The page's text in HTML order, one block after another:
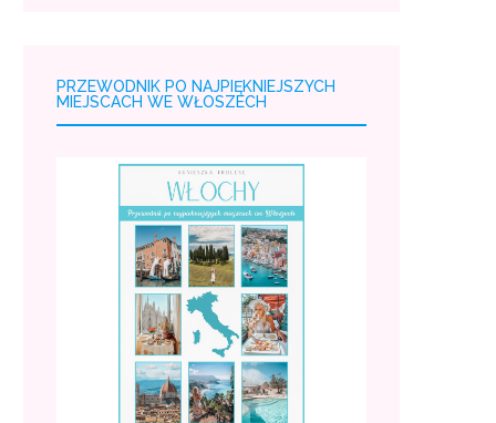
PRZEWODNIK PO NAJPIĘKNIEJSZYCH
MIEJSCACH WE WŁOSZECH